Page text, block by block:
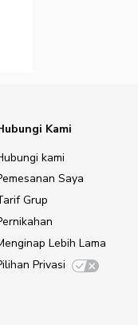
Kami
kami
Saya
Grup
Lebih Lama
Privasi